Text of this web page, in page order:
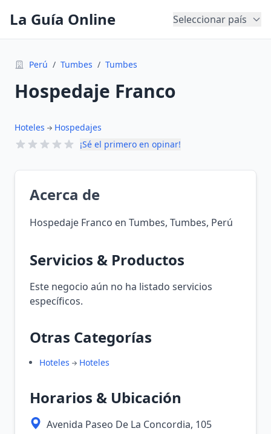
La Guía Online Seleccionar país
Perú / Tumbes / Tumbes
Hospedaje Franco
Hoteles
Hospedajes
¡Sé el primero en opinar!
Acerca de
Hospedaje Franco en Tumbes, Tumbes, Perú
Servicios & Productos
Este negocio aún no ha listado servicios
específicos.
Otras Categorías
Hoteles Hoteles
Horarios & Ubicación
Avenida Paseo De La Concordia, 105